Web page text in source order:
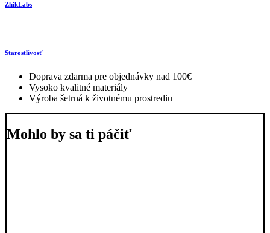
ZhikLabs
Starostlivosť
Doprava zdarma pre objednávky nad 100€
Vysoko kvalitné materiály
Výroba šetrná k životnému prostrediu
Mohlo by sa ti páčiť